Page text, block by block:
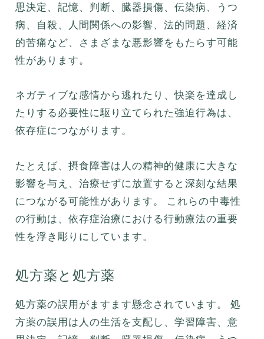
思決定、記憶、判断、臓器損傷、伝染病、うつ
病、自殺、人間関係への影響、法的問題、経済
的苦痛など、さまざまな悪影響をもたらす可能
性があります。
ネガティブな感情から逃れたり、快楽を達成し
たりする必要性に駆り立てられた強迫行為は、
依存症につながります。
たとえば、摂食障害は人の精神的健康に大きな
影響を与え、治療せずに放置すると深刻な結果
につながる可能性があります。 これらの中毒性
の行動は、依存症治療における行動療法の重要
性を浮き彫りにしています。
処方薬と処方薬
処方薬の誤用がますます懸念されています。 処
方薬の誤用は人の生活を支配し、学習障害、意